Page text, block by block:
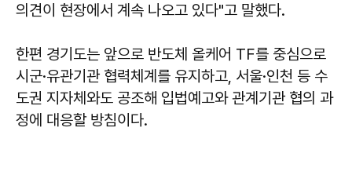
의견이 현장에서 계속 나오고 있다"고 말했다.
한편 경기도는 앞으로 반도체 올케어 TF를 중심으로
시군·유관기관 협력체계를 유지하고, 서울·인천 등 수
도권 지자체와도 공조해 입법예고와 관계기관 협의 과
정에 대응할 방침이다.